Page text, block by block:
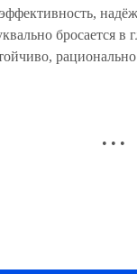
бросается в
• • •